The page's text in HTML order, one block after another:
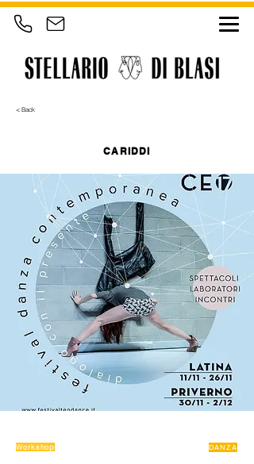
< Back
CARIDDI
Workshop DANZA